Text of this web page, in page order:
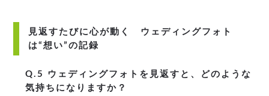
見返すたびに心が動く ウェディングフォト
は“想い”の記録
Q.5 ウェディングフォトを見返すと、どのような
気持ちになりますか？